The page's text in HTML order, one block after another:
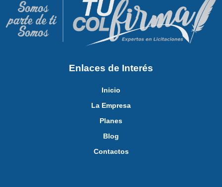
Enlaces de Interés
Inicio
La Empresa
Planes
Blog
Contactos